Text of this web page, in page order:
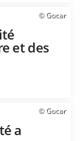
© Gocar
et des
© Gocar
a